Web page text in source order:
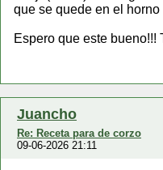
que se quede en el
Espero que este
Juancho
Re: Receta para de corzo
09-06-2026 21:11